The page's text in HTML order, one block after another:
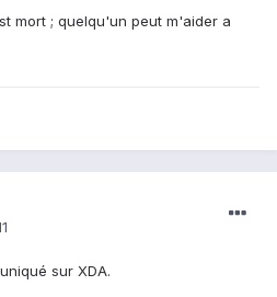
mort ; quelqu'un peut m'aider a
sur XDA.